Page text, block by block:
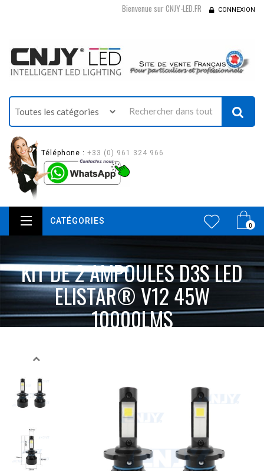
Bienvenue sur CNJY-LED.FR CONNEXION
Téléphone : +33 (0) 961 324 966
0
CATÉGORIES
KIT DE 2 AMPOULES D3S LED
ELISTAR® V12 45W
10000LMS
KIT LED D1/D2/D3/D4/D5 HAUTE PUISSANCE